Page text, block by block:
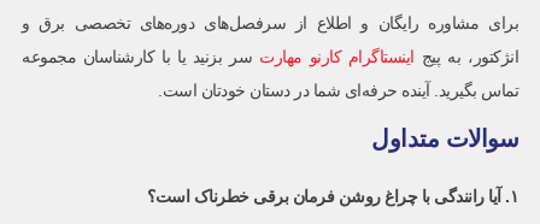
برای مشاوره رایگان و اطلاع از سرفصل‌های دوره‌های تخصصی برق و
انژکتور، به پیج اینستاگرام کارنو مهارت سر بزنید یا با کارشناسان مجموعه
تماس بگیرید. آینده حرفه‌ای شما در دستان خودتان است.
سوالات متداول
۱. آیا رانندگی با چراغ روشن فرمان برقی خطرناک است؟